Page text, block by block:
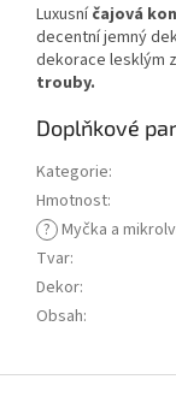
Luxusníčajová
decentní jemný
dekorace lesklým
trouby.
Doplňkové
Kategorie:
Hmotnost:
? Myčka a
Tvar:
Dekor:
Obsah: